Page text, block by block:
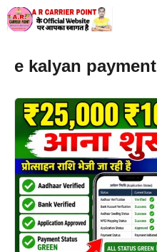
Skip
to
e kalyan